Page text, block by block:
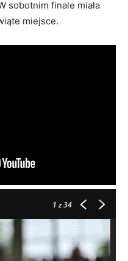
sobotnim finale miała
miejsce.
1z 34